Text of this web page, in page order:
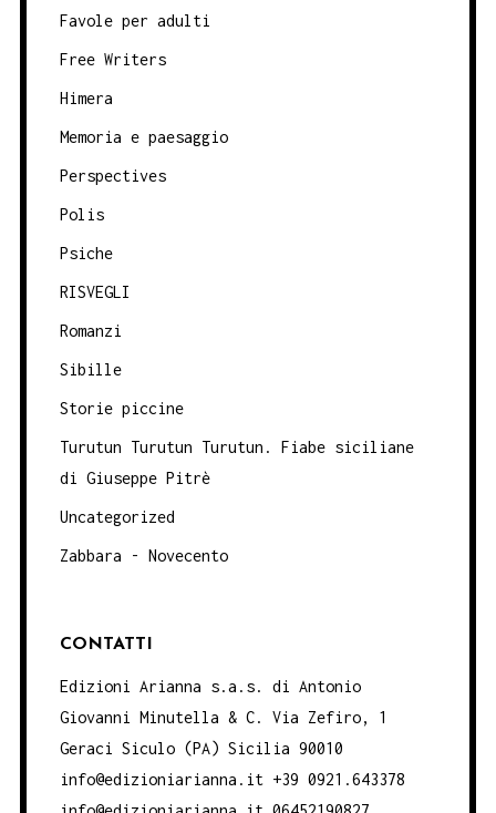
Favole per adulti
Free Writers
Himera
Memoria e paesaggio
Perspectives
Polis
Psiche
RISVEGLI
Romanzi
Sibille
Storie piccine
Turutun Turutun Turutun. Fiabe siciliane
di Giuseppe Pitrè
Uncategorized
Zabbara - Novecento
CONTATTI
Edizioni Arianna s.a.s. di Antonio
Giovanni Minutella & C. Via Zefiro, 1
Geraci Siculo (PA) Sicilia 90010
info@edizioniarianna.it +39 0921.643378